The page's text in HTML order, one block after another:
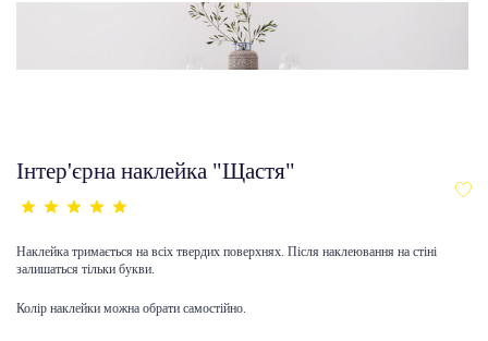
Інтер'єрна наклейка "Щастя"
Наклейка тримається на всіх твердих поверхнях. Після наклеювання на стіні
залишаться тільки букви.
Колір наклейки можна обрати самостійно.